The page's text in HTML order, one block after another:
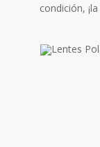
condición,